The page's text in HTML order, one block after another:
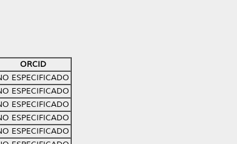
ORCID
ESPECIFICADO
ESPECIFICADO
ESPECIFICADO
ESPECIFICADO
ESPECIFICADO